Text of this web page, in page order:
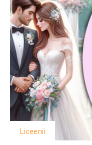
Liceenii